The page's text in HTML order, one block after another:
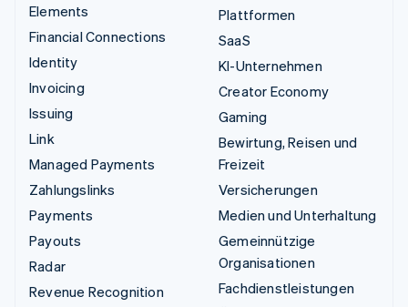
Elements
Financial Connections
Identity
Invoicing
Issuing
Link
Managed Payments
Zahlungslinks
Payments
Payouts
Radar
Revenue Recognition
Plattformen
SaaS
KI-Unternehmen
Creator Economy
Gaming
Bewirtung, Reisen und
Freizeit
Versicherungen
Medien und Unterhaltung
Gemeinnützige
Organisationen
Fachdienstleistungen